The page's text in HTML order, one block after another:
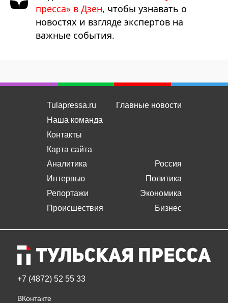
пресса» в Дзен, чтобы узнавать о
новостях и взгляде экспертов на
важные события.
Tulapressa.ru
Наша команда
Контакты
Карта сайта
Главные новости
Аналитика
Интервью
Репортажи
Происшествия
Россия
Политика
Экономика
Бизнес
+7 (4872) 52 55 33
ВКонтакте